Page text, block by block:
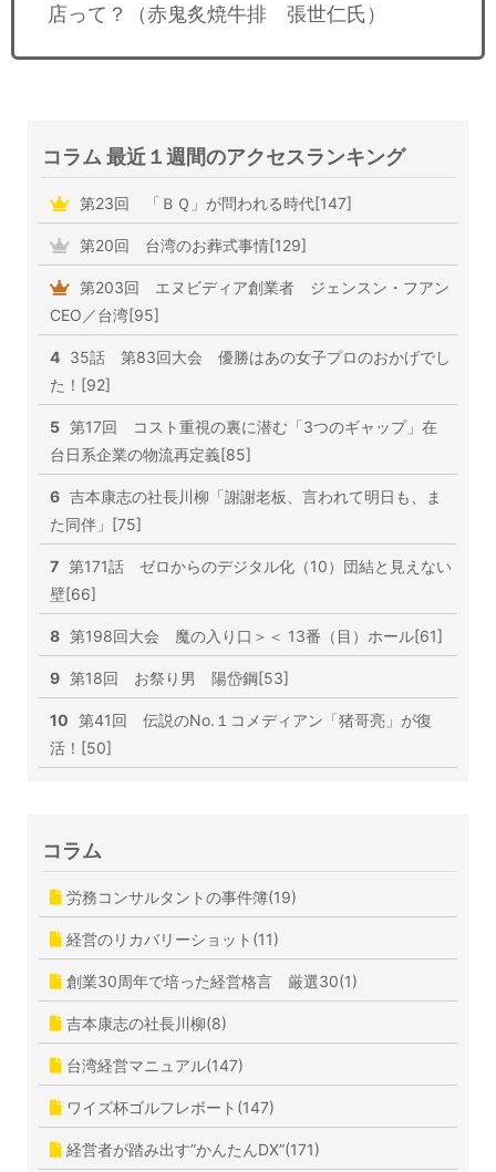
店って？（赤鬼炙焼牛排 張世仁氏）
コラム 最近１週間のアクセスランキング
第23回 「ＢＱ」が問われる時代[147]
第20回 台湾のお葬式事情[129]
第203回 エヌビディア創業者 ジェンスン・フアン
CEO／台湾[95]
4 35話 第83回大会 優勝はあの女子プロのおかげでし
た！[92]
5 第17回 コスト重視の裏に潜む「3つのギャップ」在
台日系企業の物流再定義[85]
6 吉本康志の社長川柳「謝謝老板、言われて明日も、ま
た同伴」[75]
7 第171話 ゼロからのデジタル化（10）団結と見えない
壁[66]
8 第198回大会 魔の入り口＞＜ 13番（目）ホール[61]
9 第18回 お祭り男 陽岱鋼[53]
10 第41回 伝説のNo.１コメディアン「猪哥亮」が復
活！[50]
コラム
労務コンサルタントの事件簿(19)
経営のリカバリーショット(11)
創業30周年で培った経営格言 厳選30(1)
吉本康志の社長川柳(8)
台湾経営マニュアル(147)
ワイズ杯ゴルフレポート(147)
経営者が踏み出す”かんたんDX”(171)